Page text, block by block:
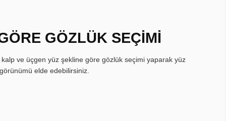
GÖZLÜK SEÇİMİ
ve üçgen yüz şekline göre gözlük seçimi yaparak yüz
elde edebilirsiniz.